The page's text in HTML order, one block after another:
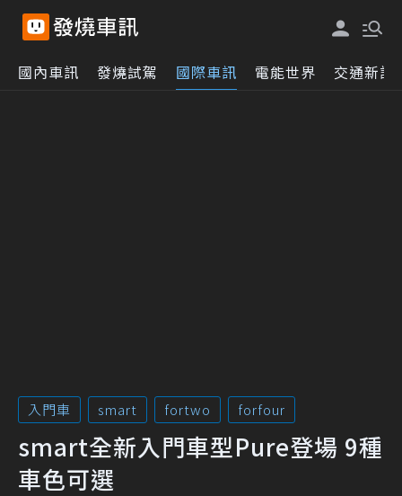
國內車訊 發燒試駕 國際車訊 電能世界 交通新訊
入門車 smart fortwo forfour
smart全新入門車型Pure登場 9種
車色可選